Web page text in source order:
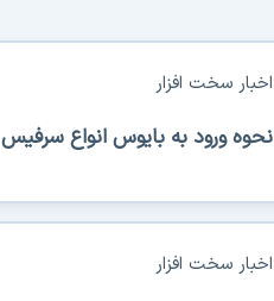
نحوه ورود به بایوس انواع سرفیس
اخبار سخت افزار
اخبار سخت افزار